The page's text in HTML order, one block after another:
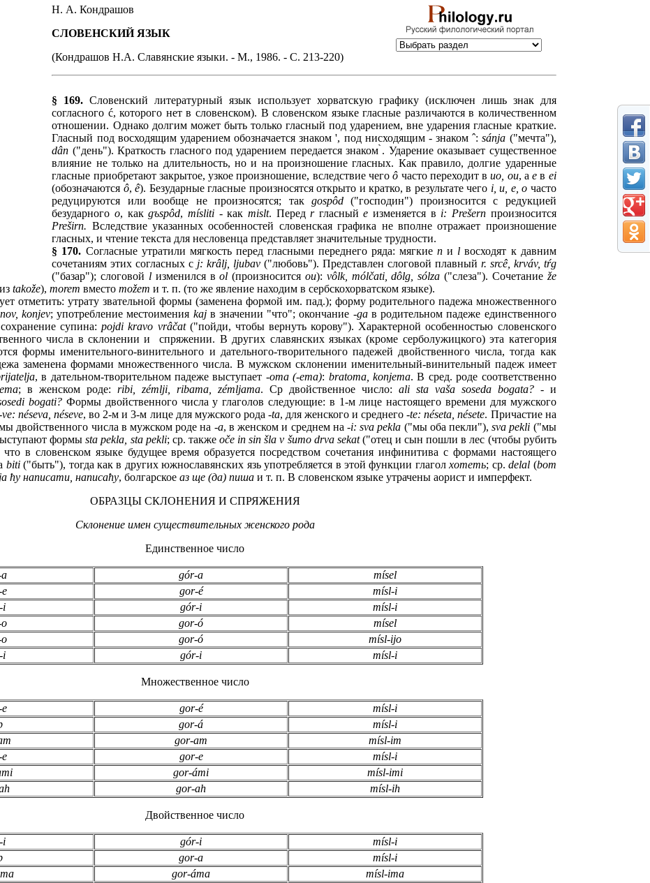
Н. А. Кондрашов
СЛОВЕНСКИЙ ЯЗЫК
(Кондрашов Н.А. Славянские языки. - М., 1986. - С. 213-220)
§ 169. Словенский литературный язык использует хорватскую графику (исключен лишь знак для
согласного ć, которого нет в словенском). В словенском языке гласные различаются в количественном
отношении. Однако долгим может быть только гласный под ударением, вне ударения гласные краткие.
Гласный под восходящим ударением обозначается знаком ', под нисходящим - знаком ˆ:sánja ("мечта"),
dân ("день"). Краткость гласного под ударением передается знаком ̀. Ударение оказывает существенное
влияние не только на длительность, но и на произношение гласных. Как правило, долгие ударенные
гласные приобретают закрытое, узкое произношение, вследствие чегоô часто переходит вuo, ou, ае в ei
(обозначаются ô,ê). Безударные гласные произносятся открыто и кратко, в результате чего i, u, e, o часто
редуцируются или вообще не произносятся; так gospôd("господин") произносится с редукцией
безударногоо, какgъspôd, mísliti- как mislt. Передrгласныйе изменяется в i: Prešern произносится
Preširn. Вследствие указанных особенностей словенская графика не вполне отражает произношение
гласных, и чтение текста для несловенца представляет значительные трудности.
§ 170. Согласные утратили мягкость перед гласными переднего ряда: мягкиеn и l восходят к давним
сочетаниям этих согласных с j: krâlj, ljubav ("любовь"). Представлен слоговой плавный r. srcê, krváv, tŕg
("базар"); слоговой l изменился вol (произноситсяou): vôlk, mólčati, dôlg, sólza ("слеза"). Сочетание že
takože),morem вместоmožem и т. п. (то же явление находим в сербскохорватском языке).
отметить: утрату звательной формы (заменена формой им. пад.); форму родительного падежа множественного
konjev; употребление местоимения kajв значении "что"; окончание -gaв родительном падеже единственного
супина:pojdi kravo vrâčat("пойди, чтобы вернуть корову"). Характерной особенностью словенского
числа в склонении и спряжении. В других славянских языках (кроме серболужицкого) эта категория
формыименительного-винительного и дательного-творительного падежей двойственного числа, тогда как
заменена формами множественного числа. В мужскомсклонении именительный-винительный падеж имеет
, в дательном-творительном падеже выступает -oma (-ema): bratoma, konjema. В сред. роде соответственно
; в женском роде:ribi, zémlji, ribama, zémljama. Ср двойственноечисло: ali sta vaša soseda bogata?- и
bogati? Формы двойственногочисла у глаголов следующие: в 1-м лице настоящего времени для мужского
néseva, néseve, во 2-м и 3-м лице для мужского рода -ta, дляженского и среднего-te: néseta, nésete. Причастие на
двойственного числа в мужском роде на -а, в женском и среднем на -i: sva pekla ("мы оба пекли"),sva pekli ("мы
формыsta pekla sta pekli; ср. такжеoče in sin šla v šumo drva sekat("отец и сын пошли в лес (чтобырубить
что в словенскомязыке будущее время образуется посредством сочетания инфинитива с формами настоящего
biti("быть"), тогда как в других южнославянских язь употребляется в этой функции глаголхотеть; ср.delal (bom
ja ħу написати, написаħу, болгарскоеаз ще (да) пиша и т. п. В словенском языке утрачены аорист и имперфект.
ОБРАЗЦЫ СКЛОНЕНИЯ И СПРЯЖЕНИЯ
Склонение имен существительных женского рода
Единственное число
gór-a
mísel
gor-é
mísl-i
i gór-i
mísl-i
gor-ó
mísel
gor-ó
mísl-ijo
i gór-i mísl-i
Множественное число
gor-é
mísl-i
gor-á
mísl-i
gor-am
mísl-im
gor-e
mísl-i
gor-ámi
mísl-imi
gor-ah mísl-ih
Двойственное число
i gór-i
mísl-i
gor-a
mísl-i
gor-áma
mísl-ima